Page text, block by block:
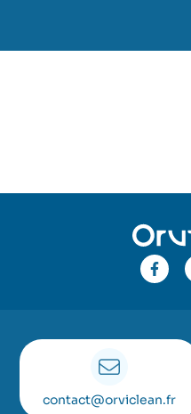
contact@orviclean.fr